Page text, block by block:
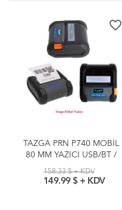
favorite_border
TAZGA PRN P740 MOBİL
80 MM YAZICI USB/BT /
EKRANLI
158.33 $ + KDV
149.99 $ + KDV